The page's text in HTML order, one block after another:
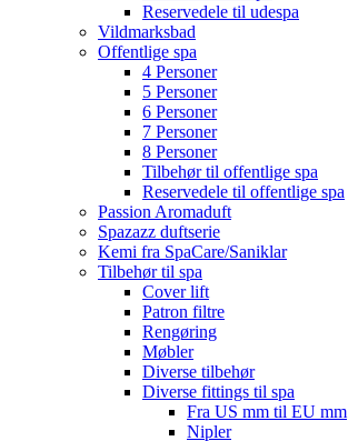
Reservedele til udespa
Vildmarksbad
Offentlige spa
4 Personer
5 Personer
6 Personer
7 Personer
8 Personer
Tilbehør til offentlige spa
Reservedele til offentlige spa
Passion Aromaduft
Spazazz duftserie
Kemi fra SpaCare/Saniklar
Tilbehør til spa
Cover lift
Patron filtre
Rengøring
Møbler
Diverse tilbehør
Diverse fittings til spa
Fra US mm til EU mm
Nipler